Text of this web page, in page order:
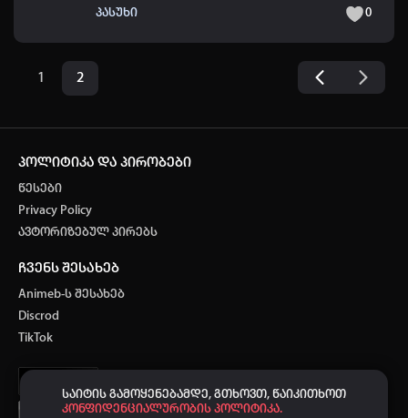
საიტის გამოყენებამდე, გთხოვთ, წაიკითხოთ
კონფიდენციალურობის პოლიტიკა.
პასუხი 0
1 2
პოლიტიკა და პირობები
წესები
Privacy Policy
ავტორიზებულ პირებს
ჩვენს შესახებ
Animeb-ს შესახებ
Discrod
TikTok